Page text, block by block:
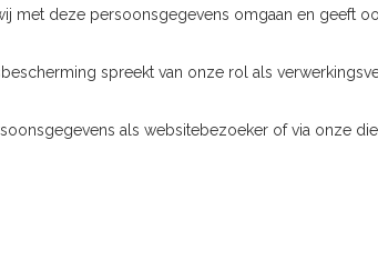
met deze persoonsgegevens omgaan en geeft
spreekt van onze rol als
als websitebezoeker of via onze